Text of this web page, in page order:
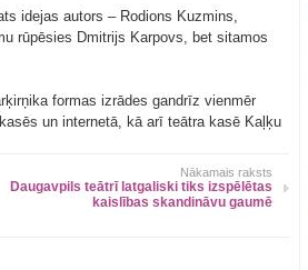
idejas autors – Rodions Kuzmins,
rūpēsies Dmitrijs Karpovs, bet sitamos
formas izrādes gandrīz vienmēr
un internetā, kā arī teātra kasē Kaļķu
Nākamais raksts
Daugavpils teātrī latgaliski tiks izspēlētas
kaislības skandināvu gaumē